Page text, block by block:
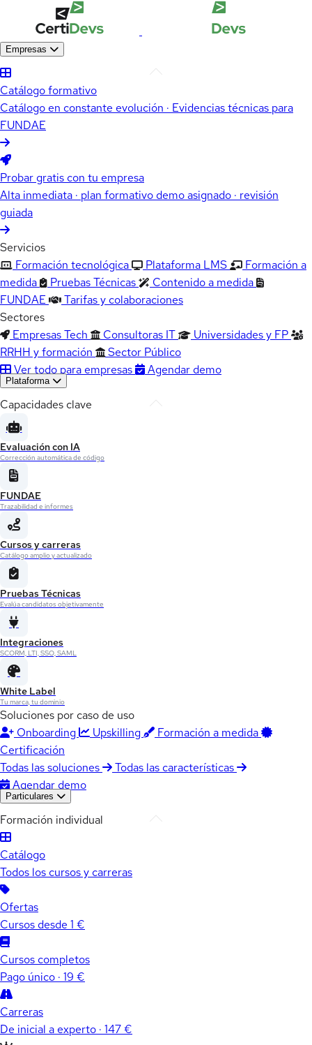
Empresas
Catálogo formativo
Catálogo en constante evolución · Evidencias técnicas para
FUNDAE
Probar gratis con tu empresa
Alta inmediata · plan formativo demo asignado · revisión
guiada
Servicios
Formación tecnológica
Plataforma LMS
Formación a
medida
Pruebas Técnicas
Contenido a medida
FUNDAE
Tarifas y colaboraciones
Sectores
Empresas Tech
Consultoras IT
Universidades y FP
RRHH y formación
Sector Público
Ver todo para empresas
Agendar demo
Plataforma
Capacidades clave
Evaluación con IA
Corrección automática de código
FUNDAE
Trazabilidad e informes
Cursos y carreras
Catálogo amplio y actualizado
Pruebas Técnicas
Evalúa candidatos objetivamente
Integraciones
SCORM, LTI, SSO, SAML
White Label
Tu marca, tu dominio
Soluciones por caso de uso
Onboarding
Upskilling
Formación a medida
Certificación
Todas las soluciones
Todas las características
Agendar demo
Particulares
Formación individual
Catálogo
Todos los cursos y carreras
Ofertas
Cursos desde 1 €
Cursos completos
Pago único · 19 €
Carreras
De inicial a experto · 147 €